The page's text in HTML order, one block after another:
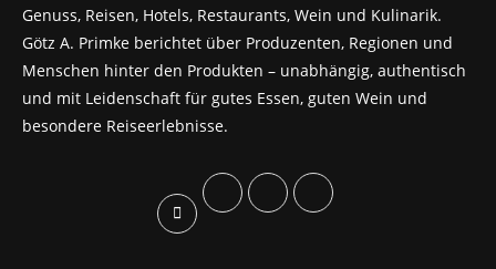
Genuss, Reisen, Hotels, Restaurants, Wein und Kulinarik.
Götz A. Primke berichtet über Produzenten, Regionen und
Menschen hinter den Produkten – unabhängig, authentisch
und mit Leidenschaft für gutes Essen, guten Wein und
besondere Reiseerlebnisse.